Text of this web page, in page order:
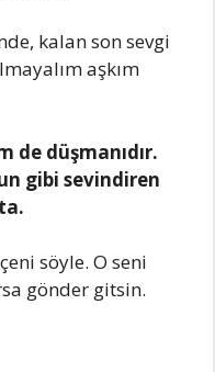
kalan son sevgi
aşkım
de düşmanıdır.
gibi sevindiren
söyle. O seni
gönder gitsin.